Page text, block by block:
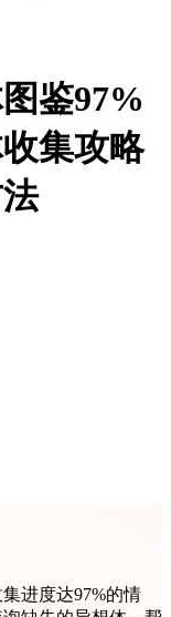
鉴97%
集攻略
进度达97%的情